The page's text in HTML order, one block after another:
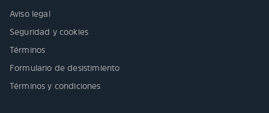
Aviso legal
Seguridad y cookies
Términos
Formulario de desistimiento
Términos y condiciones